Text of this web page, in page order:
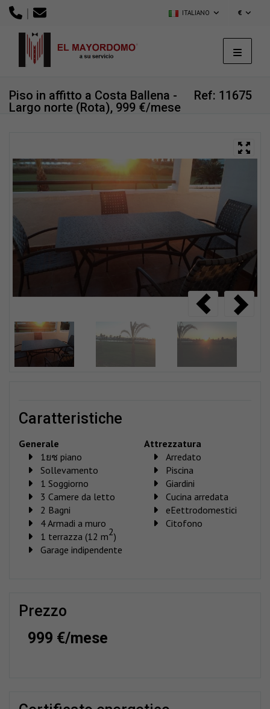
| ITALIANO €
Ref: 11675
Piso in affitto a Costa Ballena -
Largo norte (Rota), 999 €/mese
caratteristiche
Generale
1ยช piano
Sollevamento
1 Soggiorno
3 Camere da letto
2 Bagni
4 Armadi a muro
1 terrazza (12 m2)
Garage indipendente
Attrezzatura
Arredato
Piscina
Giardini
Cucina arredata
eEettrodomestici
Citofono
prezzo
999 €/mese